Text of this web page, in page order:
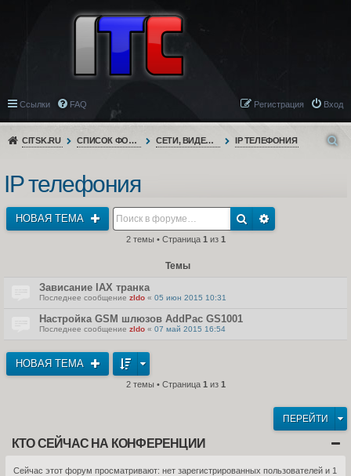
Ссылки FAQ Вход
Регистрация
CITSK.RU СПИСОК ФОРУМОВ СЕТИ, ВИДЕОНАБЛЮДЕНИЕ, ТЕЛЕФОНИЯ IP ТЕЛЕФОНИЯ
IP телефония
НОВАЯ ТЕМА
2 темы • Страница 1 из 1
Темы
Зависание IAX транка
Последнее сообщение zldo « 05 июн 2015 10:31
Настройка GSM шлюзов AddPac GS1001
Последнее сообщение zldo « 07 май 2015 16:54
НОВАЯ ТЕМА
2 темы • Страница 1 из 1
ПЕРЕЙТИ
КТО СЕЙЧАС НА КОНФЕРЕНЦИИ
Сейчас этот форум просматривают: нет зарегистрированных пользователей и 1